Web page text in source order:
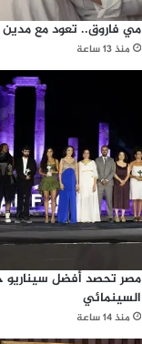
مي فاروق.. تعود مع مدين
منذ 13 ساعة
مصر تحصد أفضل سيناريو
السينمائي
منذ 14 ساعة